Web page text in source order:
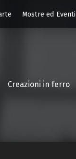
Mostre ed Eventi
Creazioni in ferro